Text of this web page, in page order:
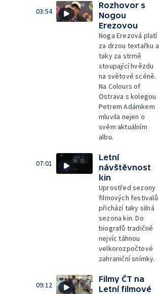
03:54
Rozhovor s
Nogou
Erezovou
Noga Erezová platí
za drzou textařku a
taky za strmě
stoupající hvězdu
na světové scéně.
Na Colours of
Ostrava s kolegou
Petrem Adámkem
mluvila nejen o
svém aktuálním
albu.
07:01
Letní
návštěvnost
kin
Uprostřed sezony
filmových festivalů
přichází taky silná
sezona kin. Do
biografů tradičně
nejvíc táhnou
velkorozpočtové
zahraniční snímky.
09:12
Filmy ČT na
Letní filmové